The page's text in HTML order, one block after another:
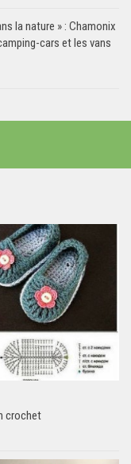
la nature » : Chamonix
cars et les vans
crochet